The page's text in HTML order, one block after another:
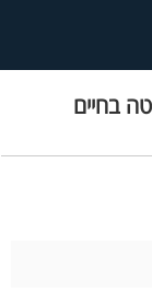
בחיים